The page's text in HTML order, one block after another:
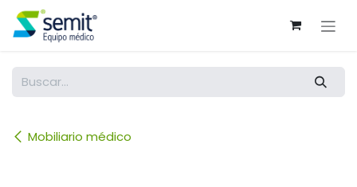
Ir al contenido
Mobiliario médico